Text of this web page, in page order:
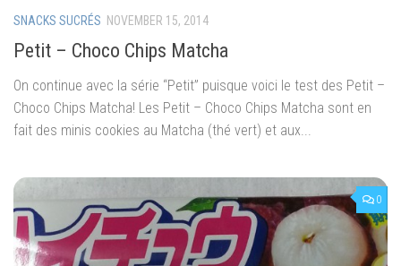
SNACKS SUCRÉS NOVEMBER 15, 2014
Petit – Choco Chips Matcha
On continue avec la série “Petit” puisque voici le test des Petit –
Choco Chips Matcha! Les Petit – Choco Chips Matcha sont en
fait des minis cookies au Matcha (thé vert) et aux...
0